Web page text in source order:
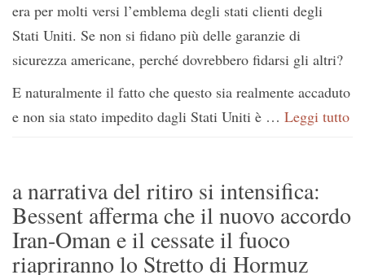
era per molti versi l’emblema degli stati clienti degli
Stati Uniti. Se non si fidano più delle garanzie di
sicurezza americane, perché dovrebbero fidarsi gli altri?
E naturalmente il fatto che questo sia realmente accaduto
e non sia stato impedito dagli Stati Uniti è … Leggi tutto
a narrativa del ritiro si intensifica:
Bessent afferma che il nuovo accordo
Iran-Oman e il cessate il fuoco
riapriranno lo Stretto di Hormuz